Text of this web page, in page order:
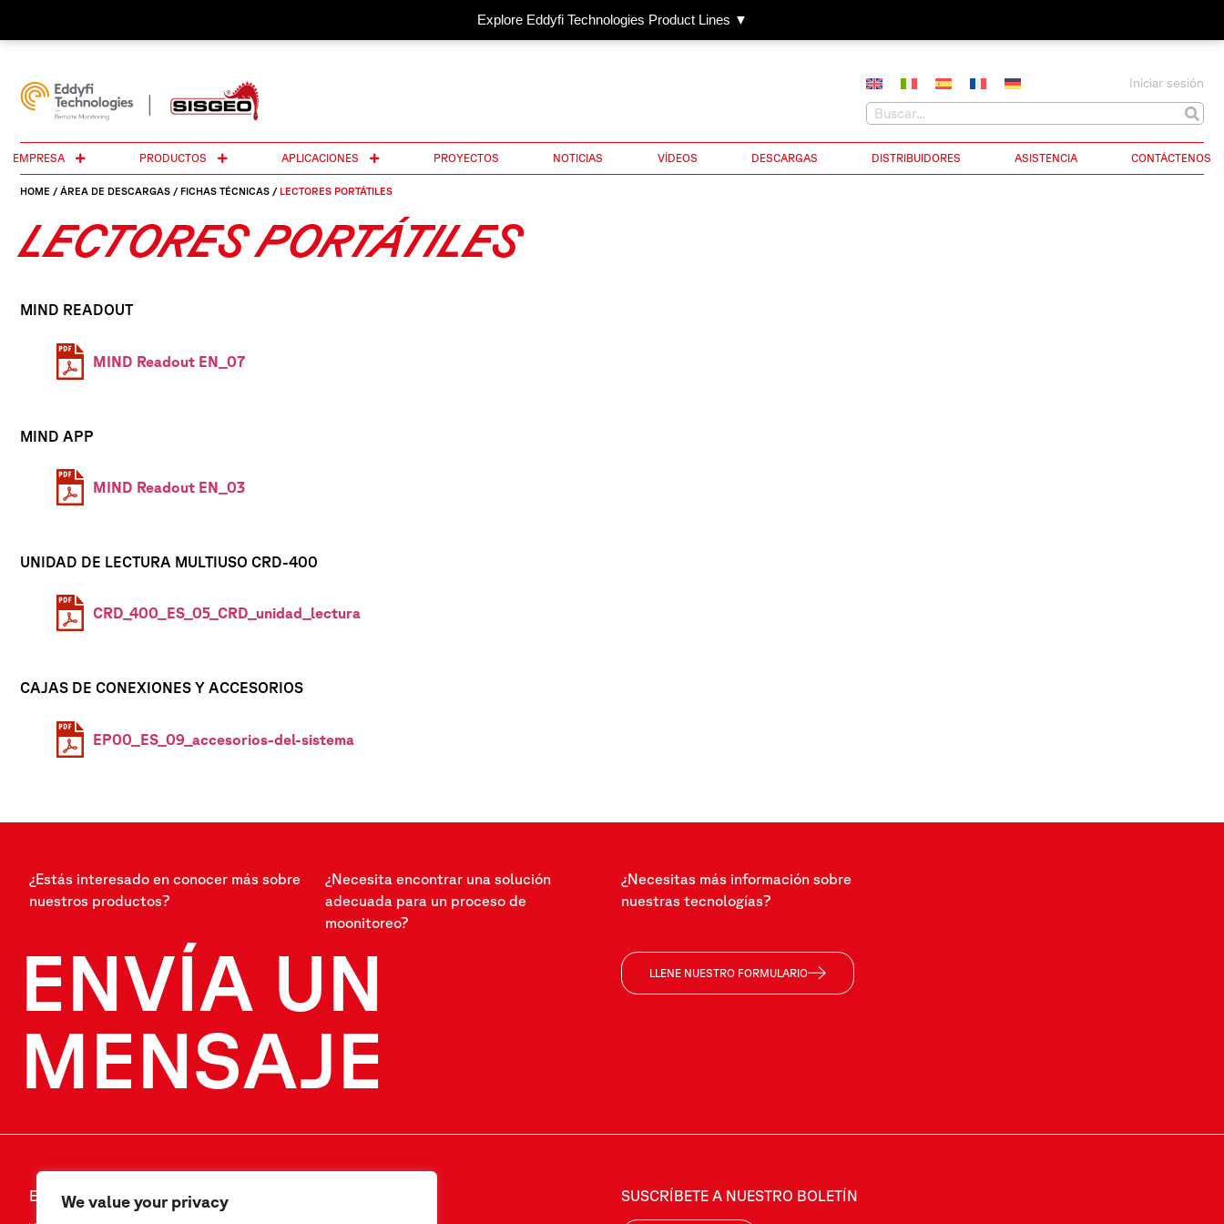
We value your privacy
Explore Eddyfi Technologies Product Lines ▼
Iniciar sesión
EMPRESA PRODUCTOS APLICACIONES PROYECTOS NOTICIAS VÍDEOS DESCARGAS DISTRIBUIDORES ASISTENCIA CONTÁCTENOS
HOME / ÁREA DE DESCARGAS / FICHAS TÉCNICAS / LECTORES PORTÁTILES
LECTORES PORTÁTILES
MIND READOUT
MIND Readout EN_07
MIND APP
MIND Readout EN_03
UNIDAD DE LECTURA MULTIUSO CRD-400
CRD_400_ES_05_CRD_unidad_lectura
CAJAS DE CONEXIONES Y ACCESORIOS
EP00_ES_09_accesorios-del-sistema
¿Estás interesado en conocer más sobre
nuestros productos?
¿Necesita encontrar una solución
adecuada para un proceso de
moonitoreo?
¿Necesitas más información sobre
nuestras tecnologías?
ENVÍA UN
MENSAJE
LLENE NUESTRO FORMULARIO
ENVÍA UN MENSAJE SUSCRÍBETE A NUESTRO BOLETÍN